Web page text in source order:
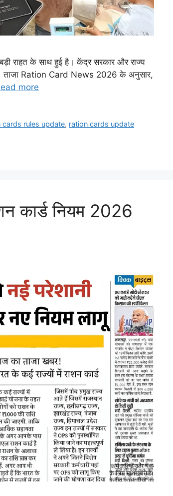
राहत के साथ हुई है। केंद्र सरकार और राज्य
ताजा Ration Card News 2026 के अनुसार,
more
cards rules update, ration cards update
कार्ड नियम 2026